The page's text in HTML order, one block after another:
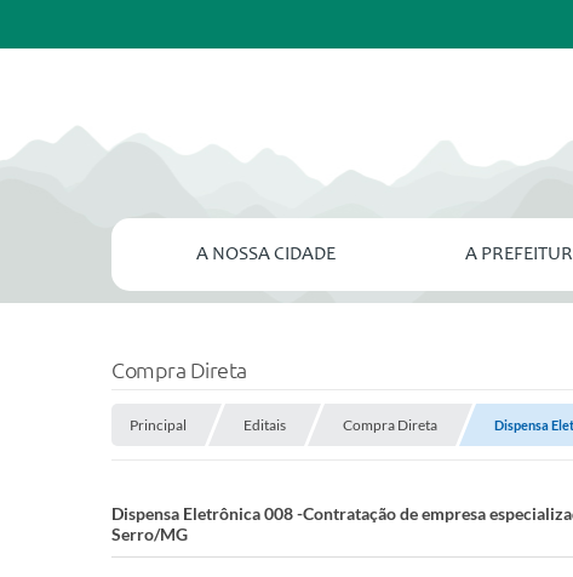
A NOSSA CIDADE A
Compra Direta
Principal Editais Compra Direta Dispensa
Dispensa Eletrônica 008 -Contratação de empresa
Serro/MG